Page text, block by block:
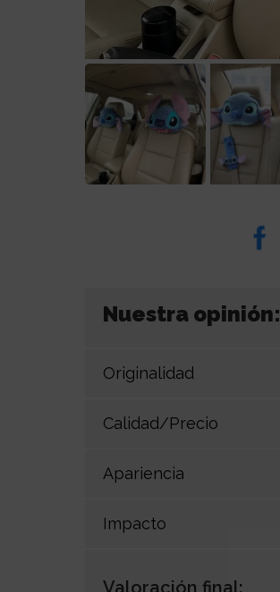
Nuestra opinión:
Originalidad
Calidad/Precio
Apariencia
Impacto
Valoración final: